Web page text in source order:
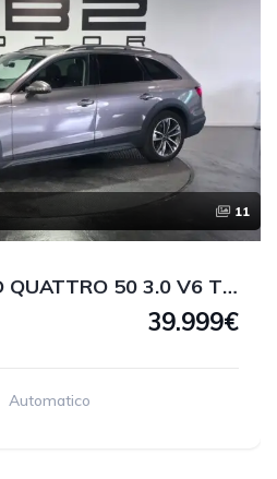
11
AUDI A4 ALLROAD QUATTRO 50 3.0 V6 TDI 286 CV
39.999€
Automatico